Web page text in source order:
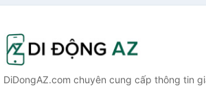
DiDongAZ.com chuyên cung cấp thông tin